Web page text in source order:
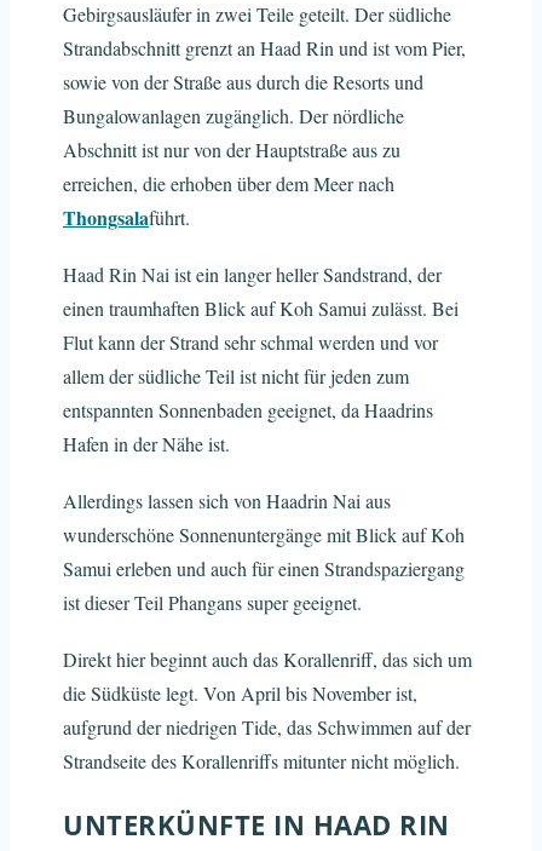
Gebirgsausläufer in zwei Teile geteilt. Der südliche
Strandabschnitt grenzt an Haad Rin und ist vom Pier,
sowie von der Straße aus durch die Resorts und
Bungalowanlagen zugänglich. Der nördliche
Abschnitt ist nur von der Hauptstraße aus zu
erreichen, die erhoben über dem Meer nach
Thongsalaführt.
Haad Rin Nai ist ein langer heller Sandstrand, der
einen traumhaften Blick auf Koh Samui zulässt. Bei
Flut kann der Strand sehr schmal werden und vor
allem der südliche Teil ist nicht für jeden zum
entspannten Sonnenbaden geeignet, da Haadrins
Hafen in der Nähe ist.
Allerdings lassen sich von Haadrin Nai aus
wunderschöne Sonnenuntergänge mit Blick auf Koh
Samui erleben und auch für einen Strandspaziergang
ist dieser Teil Phangans super geeignet.
Direkt hier beginnt auch das Korallenriff, das sich um
die Südküste legt. Von April bis November ist,
aufgrund der niedrigen Tide, das Schwimmen auf der
Strandseite des Korallenriffs mitunter nicht möglich.
UNTERKÜNFTE IN HAAD RIN